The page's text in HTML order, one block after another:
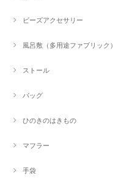
ビーズアクセサリー
風呂敷（多用途ファブリック）
ストール
バッグ
ひのきのはきもの
マフラー
手袋